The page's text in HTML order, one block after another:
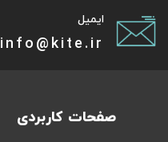
ایمیل
info@kite.ir
صفحات کاربردی